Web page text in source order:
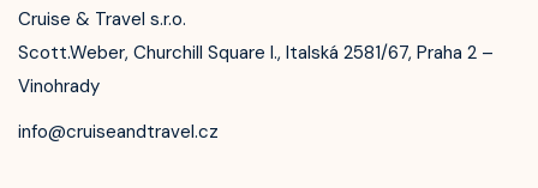
Cruise & Travel s.r.o.
Scott.Weber, Churchill Square I., Italská 2581/67, Praha 2 –
Vinohrady
info@cruiseandtravel.cz